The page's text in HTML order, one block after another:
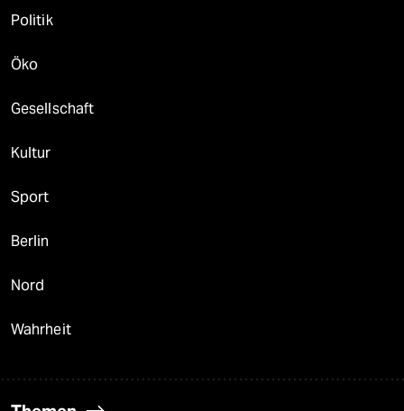
Politik
Öko
Gesellschaft
Kultur
Sport
Berlin
Nord
Wahrheit